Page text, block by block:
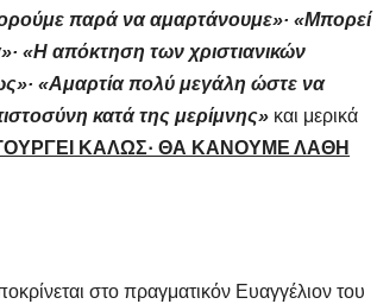
παρά να αμαρτάνουμε»· «Μπορεί
«Η απόκτηση των χριστιανικών
«Αμαρτία πολύ μεγάλη ώστε να
κατά της μερίμνης» και μερικά
ΚΑΛΩΣ· ΘΑ ΚΑΝΟΥΜΕ ΛΑΘΗ
στο πραγματικόν Ευαγγέλιον του